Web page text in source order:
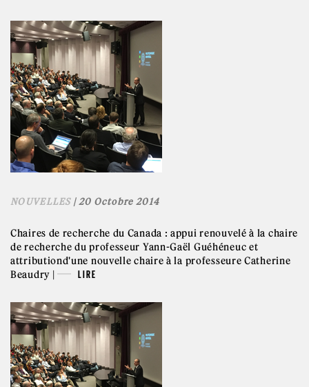
NOUVELLES| 20 Octobre 2014
Chaires de recherche du Canada : appui renouvelé à la chaire
de recherche du professeur Yann-Gaël Guéhéneuc et
attributiond'une nouvelle chaire à la professeure Catherine
Beaudry |
LIRE